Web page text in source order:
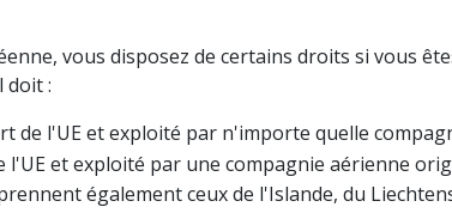
vous disposez de certains droits si vous
doit :
de l'UE et exploité par n'importe quelle
et exploité par une compagnie aérienne
également ceux de l'Islande, du